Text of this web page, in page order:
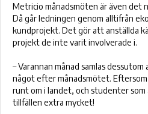
Metricio månadsmöten är även det
Då går ledningen genom alltifrån
kundprojekt. Det gör att anställda
projekt de inte varit involverade i.
– Varannan månad samlas
något efter månadsmötet.
runt om i landet, och studenter som
tillfällen extra mycket!